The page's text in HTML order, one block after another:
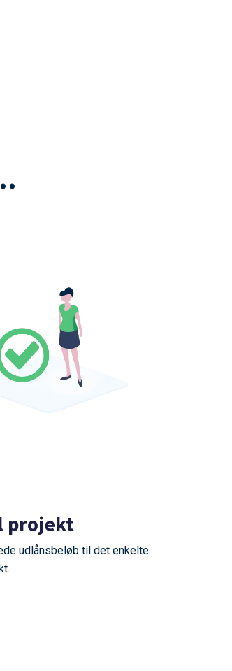
projekt
udlånsbeløb til det enkelte